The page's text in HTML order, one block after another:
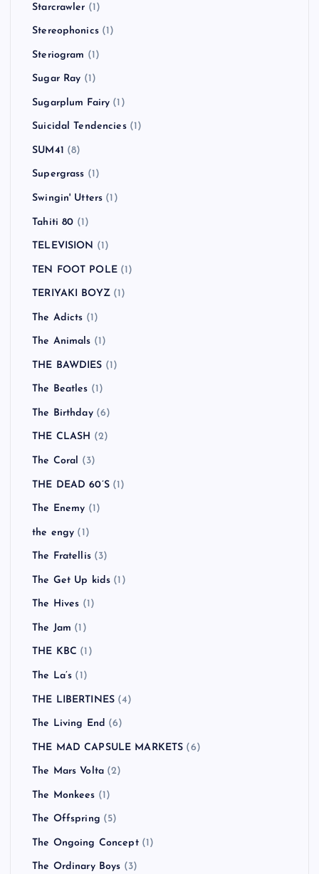
Starcrawler (1)
Stereophonics(1)
Steriogram (1)
Sugar Ray (1)
Sugarplum Fairy (1)
Suicidal Tendencies(1)
SUM41 (8)
Supergrass (1)
Swingin' Utters (1)
Tahiti 80 (1)
TELEVISION (1)
TEN FOOT POLE(1)
TERIYAKI BOYZ(1)
The Adicts (1)
The Animals (1)
THE BAWDIES (1)
The Beatles (1)
The Birthday(6)
THE CLASH (2)
The Coral (3)
THE DEAD 60’S(1)
The Enemy (1)
the engy (1)
The Fratellis(3)
The Get Up kids (1)
The Hives (1)
The Jam (1)
THE KBC (1)
The La’s (1)
THE LIBERTINES (4)
The Living End (6)
THE MAD CAPSULE MARKETS (6)
The Mars Volta (2)
The Monkees (1)
The Offspring (5)
The Ongoing Concept(1)
The Ordinary Boys (3)